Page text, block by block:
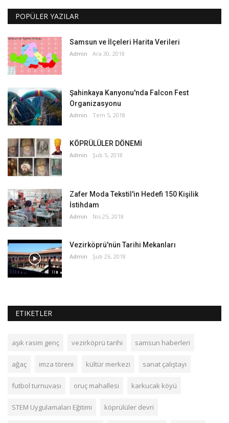
POPÜLER YAZILAR
Samsun ve İlçeleri Harita Verileri
Admin Ara 30, 2018
Şahinkaya Kanyonu'nda Falcon Fest
Organizasyonu
Admin Tem 5, 2018
KÖPRÜLÜLER DÖNEMİ
Admin Şub 5, 2018
Zafer Moda Tekstil'in Hedefi 150 Kişilik
İstihdam
Admin Nis 25, 2018
Vezirköprü'nün Tarihi Mekanları
Admin Şub 26, 2018
ETIKETLER
aşık rasim genç vezirköprü tarihi samsun haberleri
ağaç imza töreni kültür merkezi sanat çalıştayı
futbol turnuvası oruç mahallesi karkucak köyü
STEM Uygulamaları Eğitimi köprülüler devri